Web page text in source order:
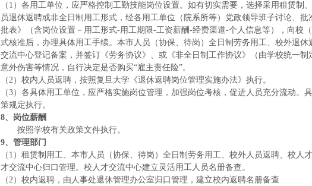
（1）各用工单位，应严格控制工勤技能岗位设置。如有切实需要，选择采用租赁制
员退休返聘或非全日制用工形式，经各用工单位（院系所等）党政领导班子讨论、
批表》（含岗位设置－用工形式-用工期限-工资薪酬-经费渠道-个人信息等），向校
式核准后，办理具体用工手续。本市人员（协保、待岗）全日制劳务用工、校外退
交流中心登记备案，并签订《劳务协议》、或《非全日制工作协议》（由学校统一
意外伤害等情况，自行决定是否购买“雇主责任险”。
（2）校内人员返聘，按照复旦大学《退休返聘岗位管理实施办法》执行。
（3）各具体用工单位，应严格实施岗位管理，加强岗位考核，促进人员充分流动。
策规定执行。
8、岗位薪酬
按照学校有关政策文件执行。
9、管理部门
（ 1）租赁制用工、本市人员（协保、待岗）全日制劳务用工、校外人员返聘、校人
才交流中心归口管理。校人才交流中心建立灵活用工人员名册备查。
（2）校内返聘，由人事处退休管理办公室归口管理，建立校内返聘名册备查